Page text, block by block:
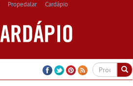
Propedalar Cardápio